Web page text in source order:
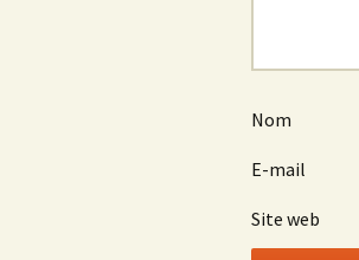
Nom
E-mail
Site web